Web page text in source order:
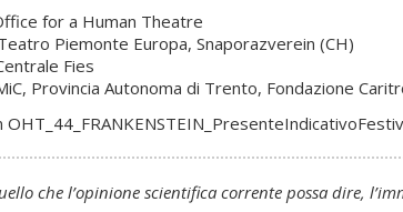
for a Human Theatre
Piemonte Europa, Snaporazverein (CH)
Fies
Provincia Autonoma di Trento, Fondazione
che l’opinione scientifica corrente possa dire,